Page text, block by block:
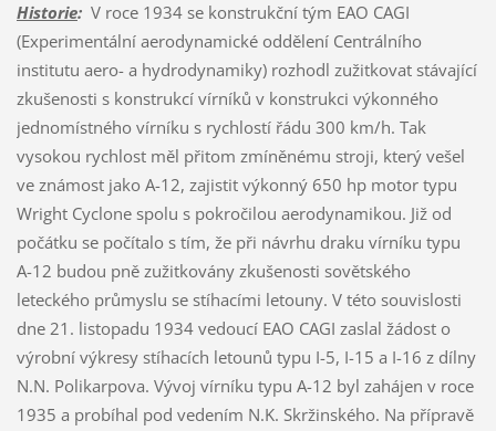
Historie:V roce 1934 se konstrukční tým EAO CAGI
(Experimentální aerodynamické oddělení Centrálního
institutu aero- a hydrodynamiky) rozhodl zužitkovat stávající
zkušenosti s konstrukcí vírníků v konstrukci výkonného
jednomístného vírníku s rychlostí řádu 300 km/h. Tak
vysokou rychlost měl přitom zmíněnému stroji, který vešel
ve známost jako A-12, zajistit výkonný 650 hp motor typu
Wright Cyclone spolu s pokročilou aerodynamikou. Již od
počátku se počítalo s tím, že při návrhu draku vírníku typu
A-12 budou pně zužitkovány zkušenosti sovětského
leteckého průmyslu se stíhacími letouny. V této souvislosti
dne 21. listopadu 1934 vedoucí EAO CAGI zaslal žádost o
výrobní výkresy stíhacích letounů typu I-5, I-15 a I-16 z dílny
N.N. Polikarpova. Vývoj vírníku typu A-12 byl zahájen v roce
1935 a probíhal pod vedením N.K. Skržinského. Na přípravě